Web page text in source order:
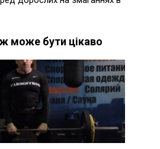
може бути цікаво